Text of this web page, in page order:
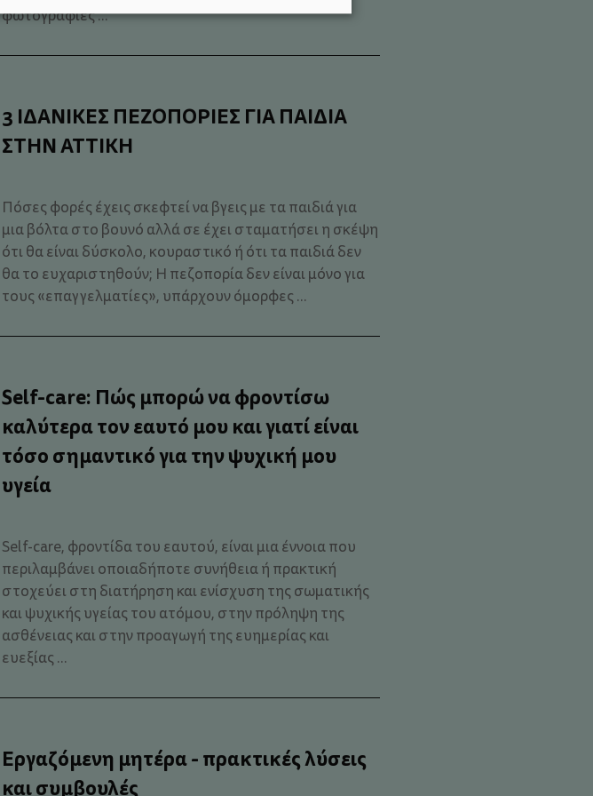
φωτογραφίες ...
3 ΙΔΑΝΙΚΕΣ ΠΕΖΟΠΟΡΙΕΣ ΓΙΑ ΠΑΙΔΙΑ
ΣΤΗΝ ΑΤΤΙΚΗ
Πόσες φορές έχεις σκεφτεί να βγεις με τα παιδιά για
μια βόλτα στο βουνό αλλά σε έχει σταματήσει η σκέψη
ότι θα είναι δύσκολο, κουραστικό ή ότι τα παιδιά δεν
θα το ευχαριστηθούν; Η πεζοπορία δεν είναι μόνο για
τους «επαγγελματίες», υπάρχουν όμορφες ...
Self-care: Πώς μπορώ να φροντίσω
καλύτερα τον εαυτό μου και γιατί είναι
τόσο σημαντικό για την ψυχική μου
υγεία
Self-care, φροντίδα του εαυτού, είναι μια έννοια που
περιλαμβάνει οποιαδήποτε συνήθεια ή πρακτική
στοχεύει στη διατήρηση και ενίσχυση της σωματικής
και ψυχικής υγείας του ατόμου, στην πρόληψη της
ασθένειας και στην προαγωγή της ευημερίας και
ευεξίας ...
Εργαζόµενη μητέρα - πρακτικές λύσεις
και συµβουλές